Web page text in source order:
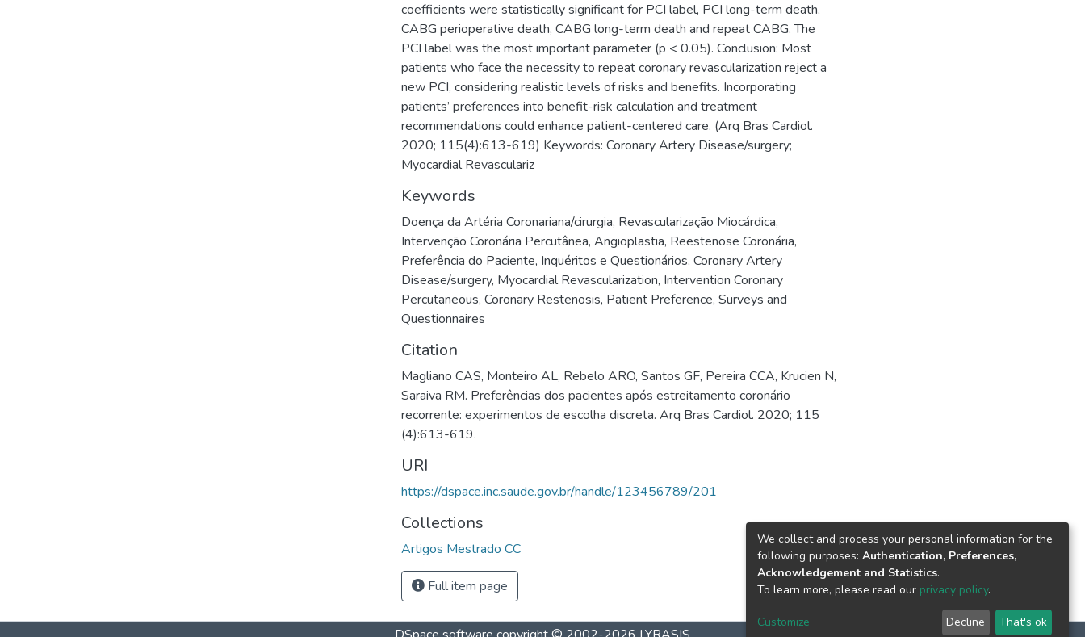
coefficients were statistically significant for PCI label, PCI long-term death,
CABG perioperative death, CABG long-term death and repeat CABG. The
PCI label was the most important parameter (p < 0.05). Conclusion: Most
patients who face the necessity to repeat coronary revascularization reject a
new PCI, considering realistic levels of risks and benefits. Incorporating
patients’ preferences into benefit-risk calculation and treatment
recommendations could enhance patient-centered care. (Arq Bras Cardiol.
2020; 115(4):613-619) Keywords: Coronary Artery Disease/surgery;
Myocardial Revasculariz
Keywords
Doença da Artéria Coronariana/cirurgia, Revascularização Miocárdica,
Intervenção Coronária Percutânea, Angioplastia, Reestenose Coronária,
Preferência do Paciente, Inquéritos e Questionários, Coronary Artery
Disease/surgery, Myocardial Revascularization, Intervention Coronary
Percutaneous, Coronary Restenosis, Patient Preference, Surveys and
Questionnaires
Citation
Magliano CAS, Monteiro AL, Rebelo ARO, Santos GF, Pereira CCA, Krucien N,
Saraiva RM. Preferências dos pacientes após estreitamento coronário
recorrente: experimentos de escolha discreta. Arq Bras Cardiol. 2020; 115
(4):613-619.
URI
https://dspace.inc.saude.gov.br/handle/123456789/201
Collections
Artigos Mestrado CC
Full item page
We collect and process your personal information for the
following purposes: Authentication, Preferences,
Acknowledgement and Statistics.
To learn more, please read our privacy policy.
Customize Decline That's ok